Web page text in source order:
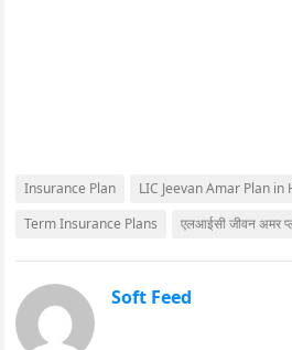
Insurance Plan
LIC Jeevan Amar Plan in
Term Insurance Plans
एलआईसी जीवन अमर
Soft Feed